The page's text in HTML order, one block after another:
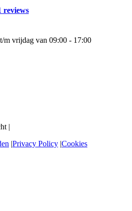
reviews
m vrijdag van 09:00 - 17:00
|
Privacy Policy Cookies